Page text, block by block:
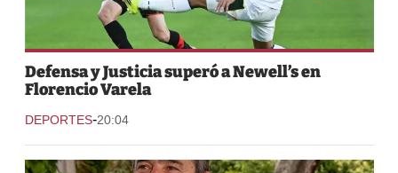
Defensa y Justicia superó a Newell’s en
Florencio Varela
DEPORTES-20:04